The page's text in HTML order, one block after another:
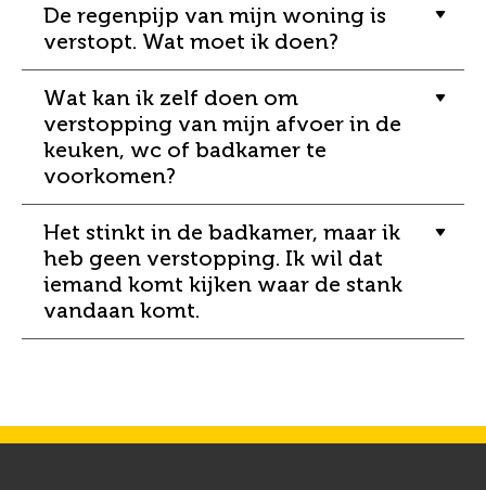
De regenpijp van mijn woning is
verstopt. Wat moet ik doen?
Wat kan ik zelf doen om
verstopping van mijn afvoer in de
keuken, wc of badkamer te
voorkomen?
Het stinkt in de badkamer, maar ik
heb geen verstopping. Ik wil dat
iemand komt kijken waar de stank
vandaan komt.